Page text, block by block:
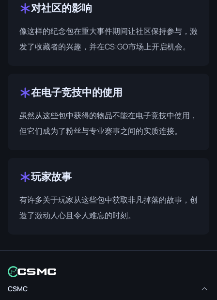
对社区的影响
像这样的纪念包在重大事件期间让社区保持参与，激
发了收藏者的兴趣，并在CS:GO市场上开启机会。
在电子竞技中的使用
虽然从这些包中获得的物品不能在电子竞技中使用，
但它们成为了粉丝与专业赛事之间的实质连接。
玩家故事
有许多关于玩家从这些包中获取非凡掉落的故事，创
造了激动人心且令人难忘的时刻。
CSMC